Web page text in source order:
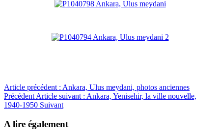
Article précédent : Ankara, Ulus meydani, photos anciennes
Précédent Article suivant : Ankara, Yenisehir, la ville nouvelle,
1940-1950 Suivant
A lire également